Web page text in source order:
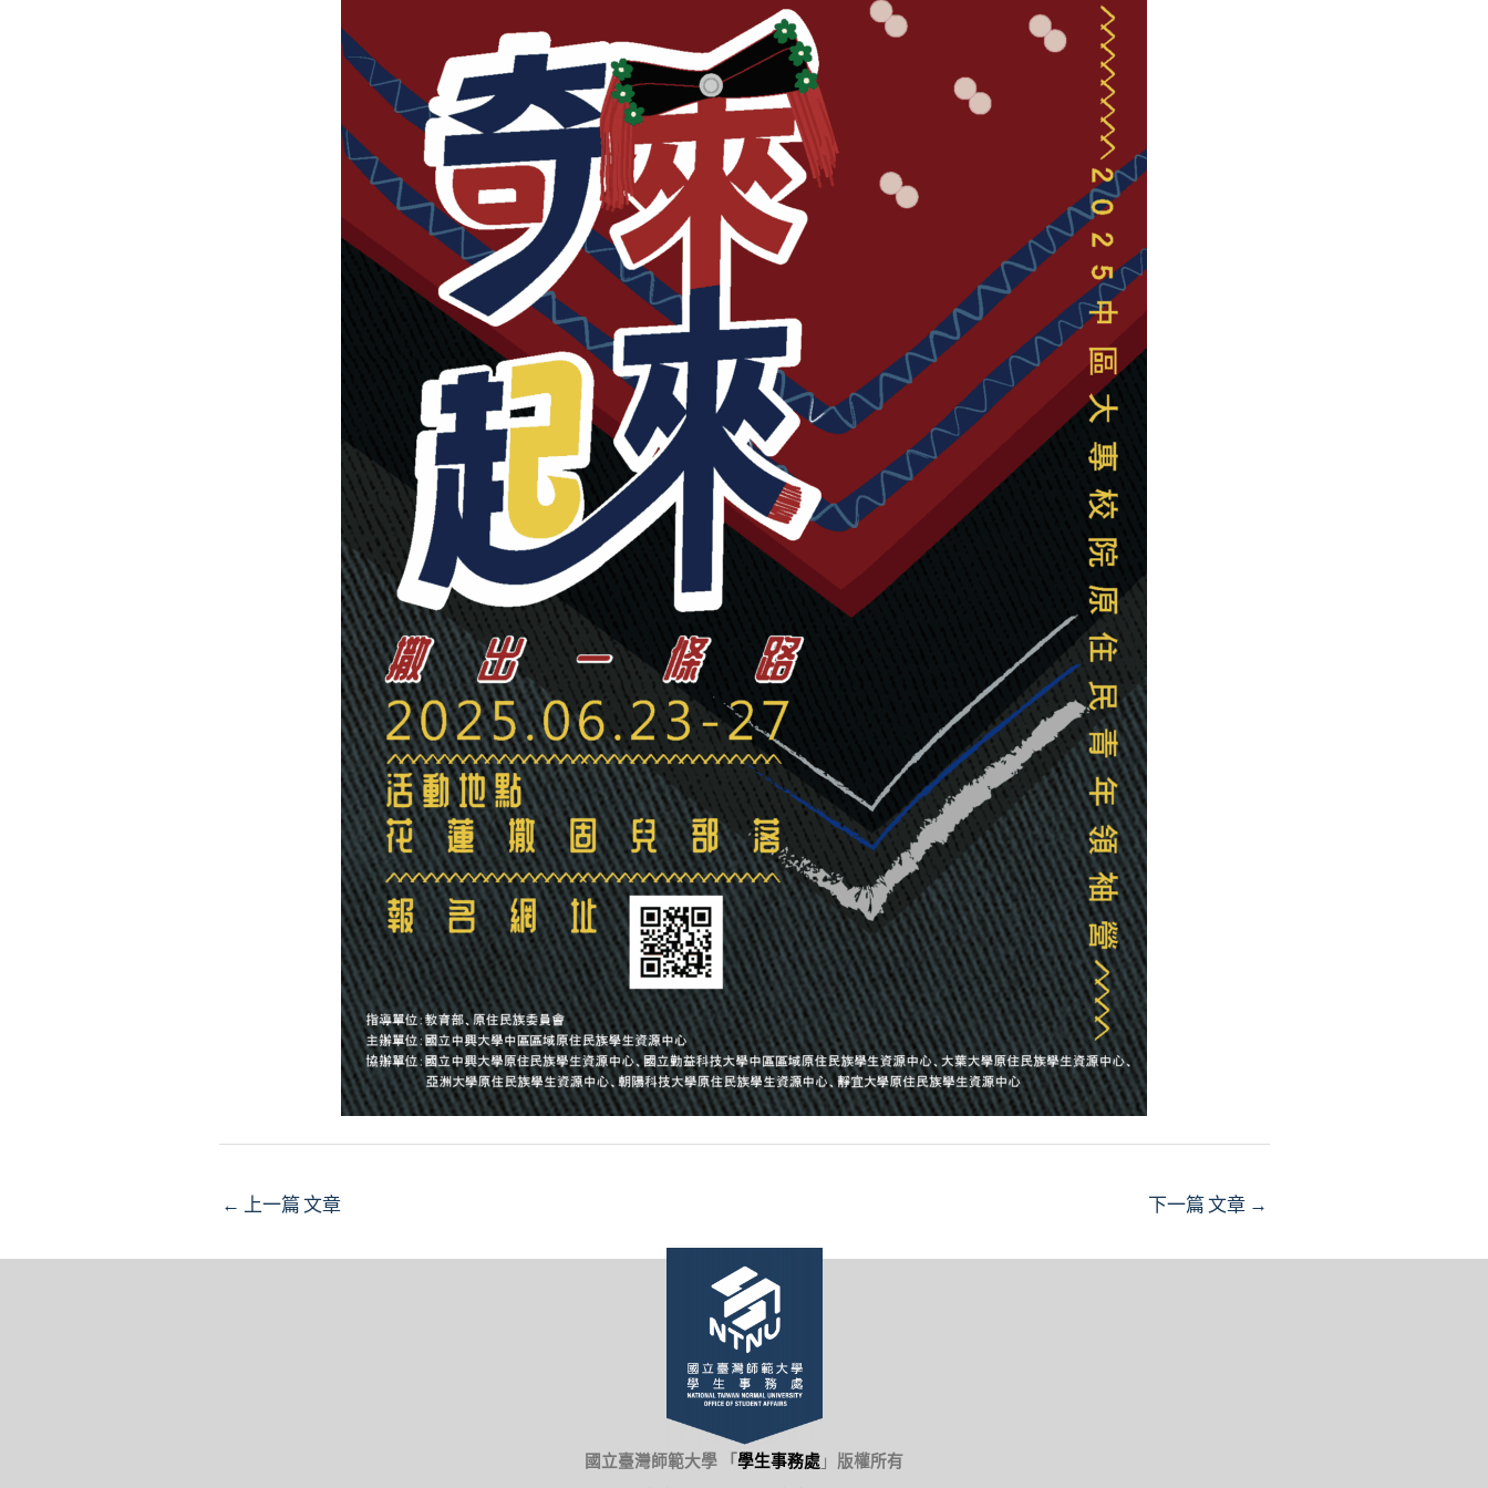
Post
← 上一篇 文章 下一篇 文章 →
國立臺灣師範大學 「 學生事務處 」 版權所有